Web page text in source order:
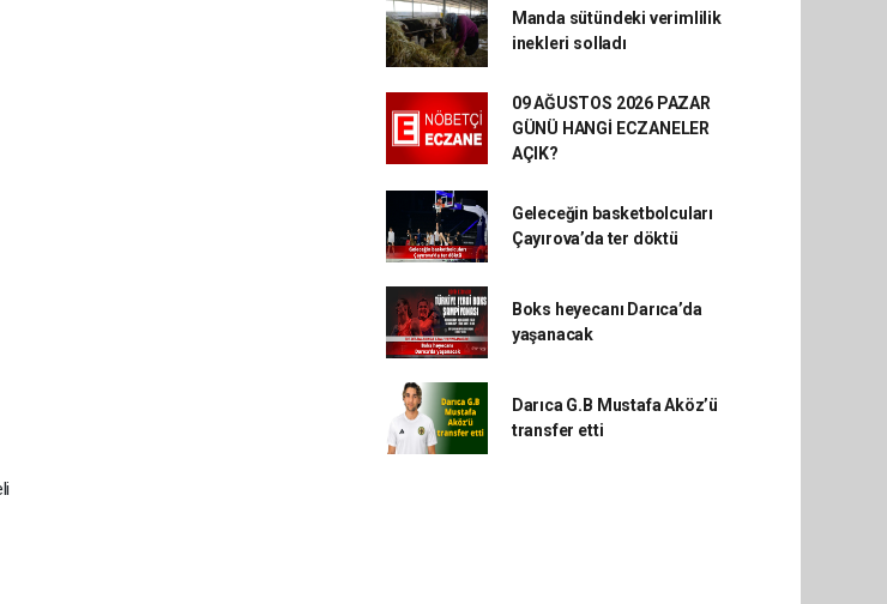
Manda sütündeki verimlilik
inekleri solladı
09 AĞUSTOS 2026 PAZAR
GÜNÜ HANGİ ECZANELER
AÇIK?
Geleceğin basketbolcuları
Çayırova’da ter döktü
Boks heyecanı Darıca’da
yaşanacak
Darıca G.B Mustafa Aköz’ü
transfer etti